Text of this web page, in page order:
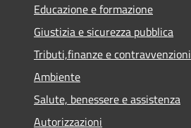
Educazione e formazione
Giustizia e sicurezza pubblica
Tributi,finanze e contravvenzioni
Ambiente
Salute, benessere e assistenza
Autorizzazioni